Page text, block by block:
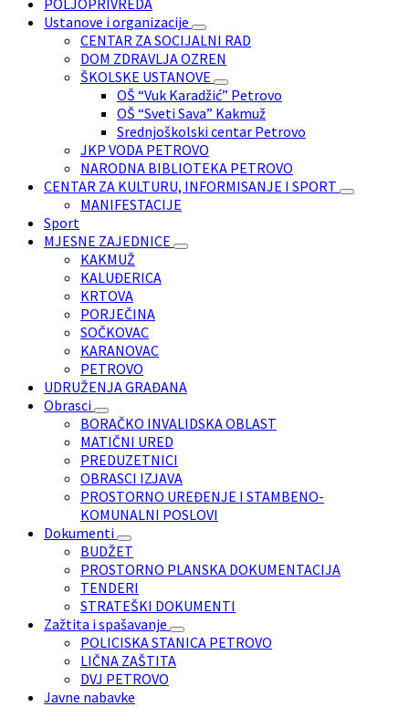
Ustanove i organizacije
CENTAR ZA SOCIJALNI RAD
DOM ZDRAVLJA OZREN
ŠKOLSKE USTANOVE
OŠ “Vuk Karadžić” Petrovo
OŠ “Sveti Sava” Kakmuž
Srednjoškolski centar Petrovo
JKP VODA PETROVO
NARODNA BIBLIOTEKA PETROVO
CENTAR ZA KULTURU, INFORMISANJE I SPORT
MANIFESTACIJE
Sport
MJESNE ZAJEDNICE
KAKMUŽ
KALUĐERICA
KRTOVA
PORJEČINA
SOČKOVAC
KARANOVAC
PETROVO
UDRUŽENJA GRAĐANA
Obrasci
BORAČKO INVALIDSKA OBLAST
MATIČNI URED
PREDUZETNICI
OBRASCI IZJAVA
PROSTORNO UREĐENJE I STAMBENO-
KOMUNALNI POSLOVI
Dokumenti
BUDŽET
PROSTORNO PLANSKA DOKUMENTACIJA
TENDERI
STRATEŠKI DOKUMENTI
Zažtita i spašavanje
POLICISKA STANICA PETROVO
LIČNA ZAŠTITA
DVJ PETROVO
Javne nabavke